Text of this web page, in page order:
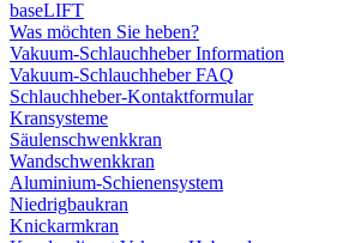
baseLIFT
Was möchten Sie heben?
Vakuum-Schlauchheber Information
Vakuum-Schlauchheber FAQ
Schlauchheber-Kontaktformular
Kransysteme
Säulenschwenkkran
Wandschwenkkran
Aluminium-Schienensystem
Niedrigbaukran
Knickarmkran